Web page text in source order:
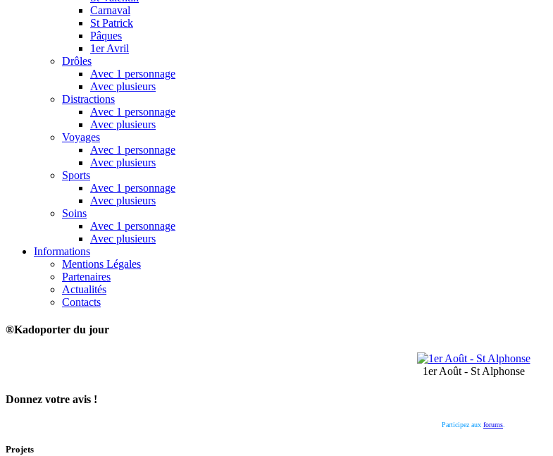
Carnaval
St Patrick
Pâques
1er Avril
Drôles
Avec 1 personnage
Avec plusieurs
Distractions
Avec 1 personnage
Avec plusieurs
Voyages
Avec 1 personnage
Avec plusieurs
Sports
Avec 1 personnage
Avec plusieurs
Soins
Avec 1 personnage
Avec plusieurs
Informations
Mentions Légales
Partenaires
Actualités
Contacts
®Kadoporter du jour
1er Août - St Alphonse
Donnez votre avis !
Participez aux forums
Projets